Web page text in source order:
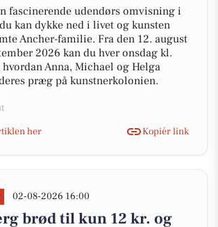
fascinerende udendørs omvisning i
kan dykke ned i livet og kunsten
Ancher-familie. Fra den 12. august
2026 kan du hver onsdag kl.
hvordan Anna, Michael og Helga
præg på kunstnerkolonien.
her
Kopiér link
02-08-2026 16:00
brød til kun 12 kr. og